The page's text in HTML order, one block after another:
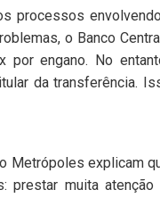
processos
o Banco
engano. No
da transferência.
Metrópoles explicam
muita atenção